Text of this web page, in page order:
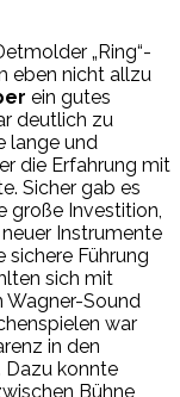
„Ring“-
eben nicht allzu
ein gutes
deutlich zu
lange und
die Erfahrung mit
Sicher gab es
große Investition,
Instrumente
sichere Führung
sich mit
Wagner-Sound
war
in den
Dazu konnte
Bühne